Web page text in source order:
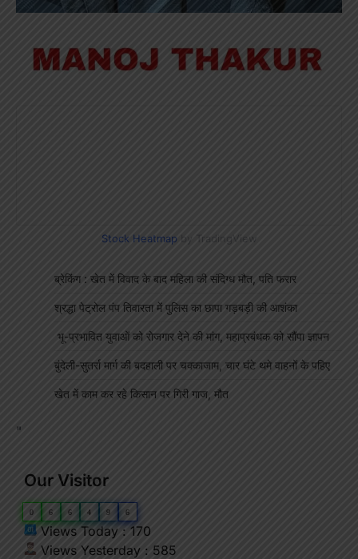
Stock Heatmap by TradingView
ब्रेकिंग : खेत में विवाद के बाद महिला की संदिग्ध मौत, पति फरार
श्रद्धा पेट्रोल पंप तिवारता में पुलिस का छापा गड़बड़ी की आशंका
भू-प्रभावित युवाओं को रोजगार देने की मांग, महाप्रबंधक को सौंपा ज्ञापन
बुंदेली-सुतर्रा मार्ग की बदहाली पर चक्काजाम, चार घंटे थमे वाहनों के पहिए
खेत में काम कर रहे किसान पर गिरी गाज, मौत
"
Our Visitor
0 6 6 4 9 6
Views Today : 170
Views Yesterday : 585